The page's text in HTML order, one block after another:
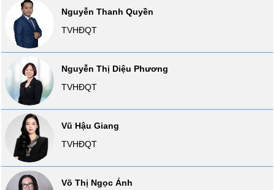
Nguyễn Thanh Quyền
TVHĐQT
Nguyễn Thị Diệu Phương
TVHĐQT
Vũ Hậu Giang
TVHĐQT
Võ Thị Ngọc Ánh
SÓC
SỨC
KHỎE
TÀI
CHÍNH
CÔNG
NGHỆ